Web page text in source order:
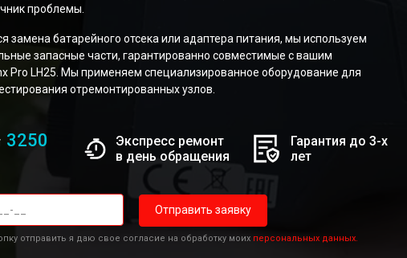
проблемы.
замена батарейного отсека или адаптера питания, мы используем
запасные части, гарантированно совместимые с вашим
Pro LH25. Мы применяем специализированное оборудование для
отремонтированных узлов.
3250
Экспресс ремонт
в день обращения
Гарантия до 3-х
лет
Отправить заявку
отправить я даю свое согласие на обработку моих персональных данных.